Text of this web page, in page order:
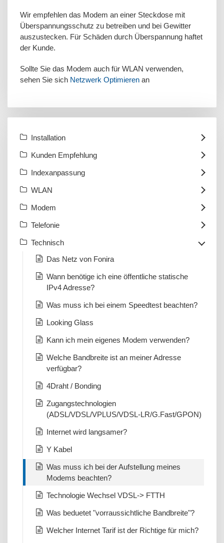
Wir empfehlen das Modem an einer Steckdose mit
Überspannungsschutz zu betreiben und bei Gewitter
auszustecken. Für Schäden durch Überspannung haftet
der Kunde.
Sollte Sie das Modem auch für WLAN verwenden,
sehen Sie sich Netzwerk Optimieren an
Installation
Kunden Empfehlung
Indexanpassung
WLAN
Modem
Telefonie
Technisch
Das Netz von Fonira
Wann benötige ich eine öffentliche statische
IPv4 Adresse?
Was muss ich bei einem Speedtest beachten?
Looking Glass
Kann ich mein eigenes Modem verwenden?
Welche Bandbreite ist an meiner Adresse
verfügbar?
4Draht / Bonding
Zugangstechnologien
(ADSL/VDSL/VPLUS/VDSL-LR/G.Fast/GPON)
Internet wird langsamer?
Y Kabel
Was muss ich bei der Aufstellung meines
Modems beachten?
Technologie Wechsel VDSL-> FTTH
Was beduetet "vorraussichtliche Bandbreite"?
Welcher Internet Tarif ist der Richtige für mich?